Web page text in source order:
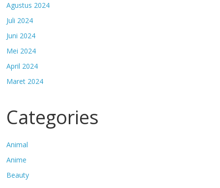
Agustus 2024
Juli 2024
Juni 2024
Mei 2024
April 2024
Maret 2024
Categories
Animal
Anime
Beauty